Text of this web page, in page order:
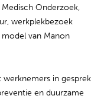
Onderzoek,
werkplekbezoek
van Manon
in gesprek
en duurzame